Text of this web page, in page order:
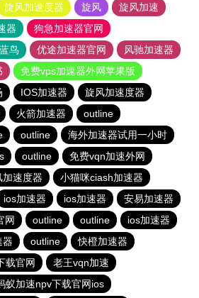
旋风加速度器 旋风
旋风加速
器
狗急加速器官网
鸟 优途加速器官网
风驰加速器
免费vps加速器外网苹果版
IOS加速器
旋风加速度器
火箭加速器
outline
outline
海外加速器试用一小时
outline
免费vqn加速外网
加速度器
小猫咪ciash加速器
ios加速器 ios加速器
安易加速器
网 outline outline
ios加速器
器 outline
快橙加速器
载官网
老王vqn加速
蚁加速npv下载官网ios